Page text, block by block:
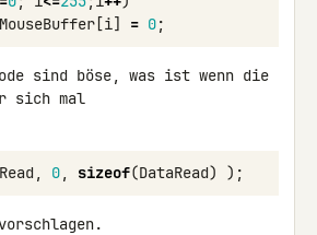
MouseBuffer [i] = 0;
sind böse, was ist wenn die
sich mal
, 0, sizeof(DataRead) );